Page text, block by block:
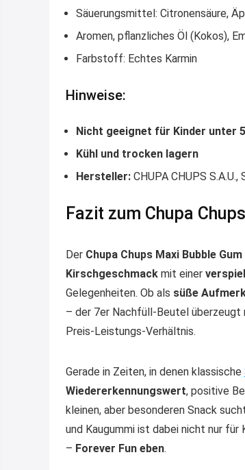
Säuerungsmittel: Citronensäure,
Aromen, pflanzliches Öl (Kokos),
Farbstoff: Echtes Karmin
Hinweise:
Nicht geeignet für Kinder unter
Kühl und trocken lagern
Hersteller: CHUPA CHUPS S.A.U.,
Fazit zum Chupa
Der Chupa Chups Maxi Bubble
Kirschgeschmack mit einer
Gelegenheiten. Ob als süße
– der 7er Nachfüll-Beutel überzeugt
Preis-Leistungs-Verhältnis.
Gerade in Zeiten, in denen klassische
Wiedererkennungswert, positive
kleinen, aber besonderen Snack
und Kaugummi ist dabei nicht nur für
– Forever Fun eben.